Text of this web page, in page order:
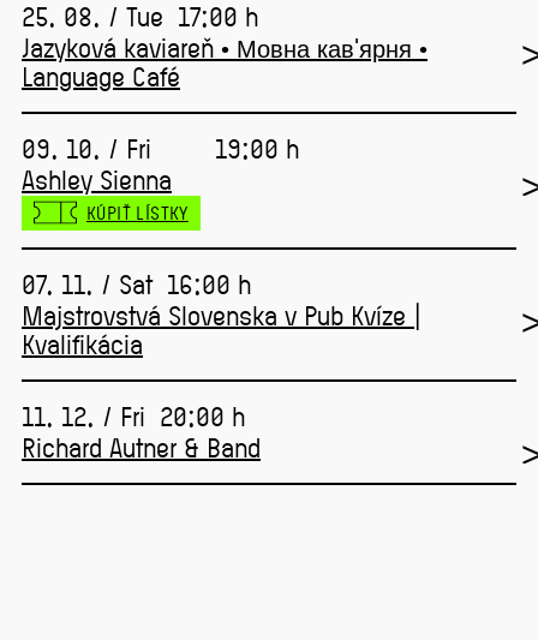
Jazyková kaviareň • Мовна кав'ярня •
Language Café
25. 08. / Tue 17:00 h
Ashley Sienna
09. 10. / Fri 19:00 h
KÚPIŤ LÍSTKY
Majstrovstvá Slovenska v Pub Kvíze |
Kvalifikácia
07. 11. / Sat 16:00 h
Richard Autner & Band
11. 12. / Fri 20:00 h